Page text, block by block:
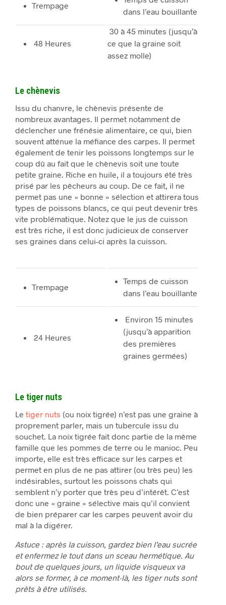
Trempage
dans l’eau bouillante
48 Heures
30 à 45 minutes (jusqu’à
ce que la graine soit
assez molle)
Le chènevis
Issu du chanvre, le chènevis présente de
nombreux avantages. Il permet notamment de
déclencher une frénésie alimentaire, ce qui, bien
souvent atténue la méfiance des carpes. Il permet
également de tenir les poissons longtemps sur le
coup dû au fait que le chènevis soit une toute
petite graine. Riche en huile, il a toujours été très
prisé par les pêcheurs au coup. De ce fait, il ne
permet pas une « bonne » sélection et attirera tous
types de poissons blancs, ce qui peut devenir très
vite problématique. Notez que le jus de cuisson
est très riche, il est donc judicieux de conserver
ses graines dans celui-ci après la cuisson.
Trempage
Temps de cuisson
dans l’eau bouillante
24 Heures
Environ 15 minutes
(jusqu’à apparition
des premières
graines germées)
Le tiger nuts
Le tiger nuts (ou noix tigrée) n’est pas une graine à
proprement parler, mais un tubercule issu du
souchet. La noix tigrée fait donc partie de la même
famille que les pommes de terre ou le manioc. Peu
importe, elle est très efficace sur les carpes et
permet en plus de ne pas attirer (ou très peu) les
indésirables, surtout les poissons chats qui
semblent n’y porter que très peu d’intérêt. C’est
donc une « graine » sélective mais qu’il convient
de bien préparer car les carpes peuvent avoir du
mal à la digérer.
Astuce : après la cuisson, gardez bien l’eau sucrée
et enfermez le tout dans un sceau hermétique. Au
bout de quelques jours, un liquide visqueux va
alors se former, à ce moment-là, les tiger nuts sont
prêts à être utilisés.